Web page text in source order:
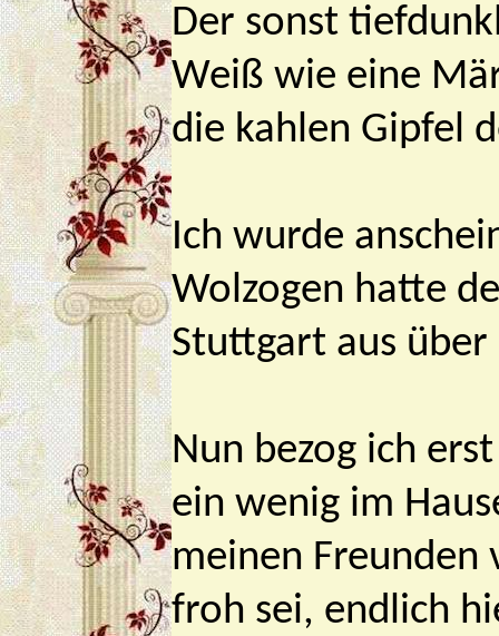
Der sonst
Weiß wie eine
die kahlen Gipfel
Ich wurde
Wolzogen hatte
Stuttgart aus
Nun bezog ich
ein wenig im
meinen Freunden
froh sei, endlich